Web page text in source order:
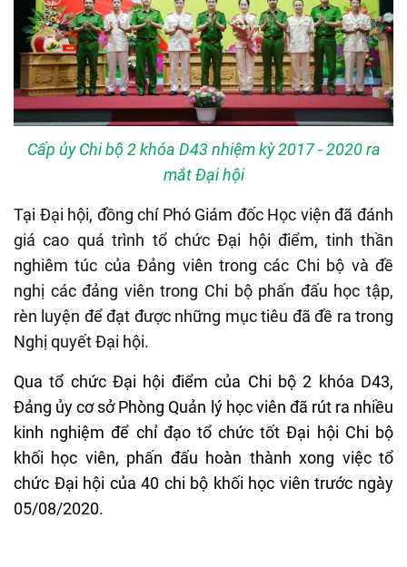
Cấp ủy Chi bộ 2 khóa D43 nhiệm kỳ 2017 - 2020 ra
mắt Đại hội
Tại Đại hội, đồng chí Phó Giám đốc Học viện đã đánh
giá cao quá trình tổ chức Đại hội điểm, tinh thần
nghiêm túc của Đảng viên trong các Chi bộ và đề
nghị các đảng viên trong Chi bộ phấn đấu học tập,
rèn luyện để đạt được những mục tiêu đã đề ra trong
Nghị quyết Đại hội.
Qua tổ chức Đại hội điểm của Chi bộ 2 khóa D43,
Đảng ủy cơ sở Phòng Quản lý học viên đã rút ra nhiều
kinh nghiệm để chỉ đạo tổ chức tốt Đại hội Chi bộ
khối học viên, phấn đấu hoàn thành xong việc tổ
chức Đại hội của 40 chi bộ khối học viên trước ngày
05/08/2020.